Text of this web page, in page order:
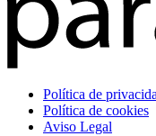
Política de
Política de cookies
Aviso Legal